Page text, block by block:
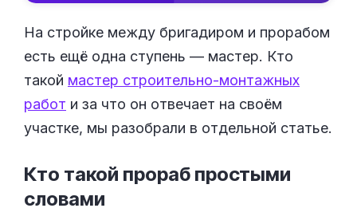
На стройке между бригадиром и прорабом
есть ещё одна ступень — мастер. Кто
такой мастер строительно-монтажных
работ и за что он отвечает на своём
участке, мы разобрали в отдельной статье.
Кто такой прораб простыми
словами